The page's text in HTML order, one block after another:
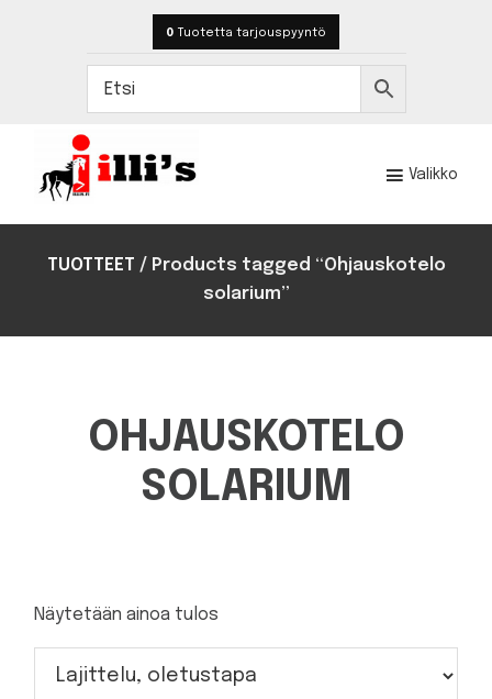
0 Tuotetta tarjouspyyntö
rakentamisen
kalustamisen
kokemuksella.
Valikko
TUOTTEET / Products tagged “Ohjauskotelo
solarium”
OHJAUSKOTELO
SOLARIUM
Näytetään ainoa tulos